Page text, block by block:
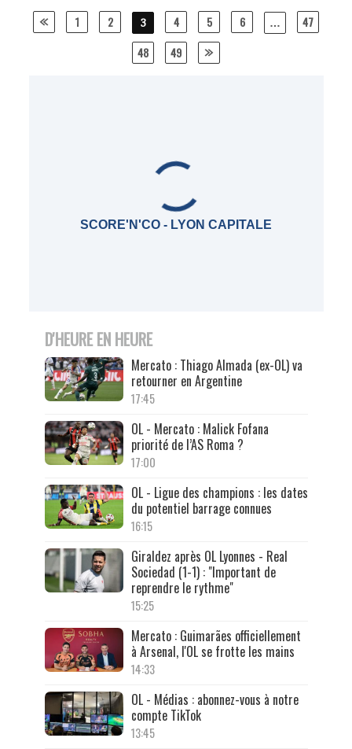
Posts 1 2 3 4 5 6 …
47
48
49
SCORE'N'CO - LYON CAPITALE
D'HEURE EN HEURE
Mercato : Thiago Almada (ex-OL) va
retourner en Argentine
17:45
OL - Mercato : Malick Fofana
priorité de l’AS Roma ?
17:00
OL - Ligue des champions : les dates
du potentiel barrage connues
16:15
Giraldez après OL Lyonnes - Real
Sociedad (1-1) : "Important de
reprendre le rythme"
15:25
Mercato : Guimarães officiellement
à Arsenal, l'OL se frotte les mains
14:33
OL - Médias : abonnez-vous à notre
compte TikTok
13:45